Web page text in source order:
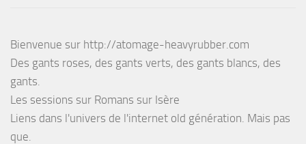
Bienvenue sur http://atomage-heavyrubber.com
Des gants roses, des gants verts, des gants blancs, des
gants.
Les sessions sur Romans sur Isère
Liens dans l'univers de l'internet old génération. Mais pas
que.